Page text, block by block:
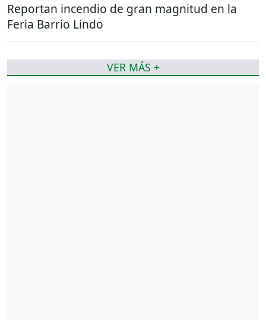
Reportan incendio de gran magnitud en la
Feria Barrio Lindo
VER MÁS +